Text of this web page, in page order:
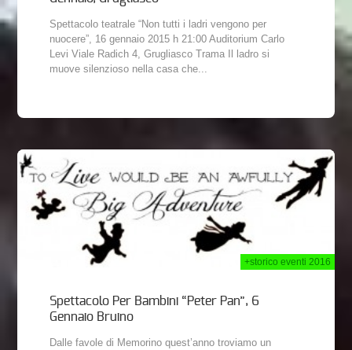
Spettacolo teatrale “Non tutti i ladri vengono per
nuocere”, 16 gennaio 2015 h 21:00 Auditorium Carlo
Levi Viale Radich 4, Grugliasco Trama Il ladro si
muove silenzioso nella casa che...
+storico eventi 2016
Spettacolo Per Bambini “Peter Pan”, 6
Gennaio Bruino
Dalle favole di Memorino quest’anno troviamo un